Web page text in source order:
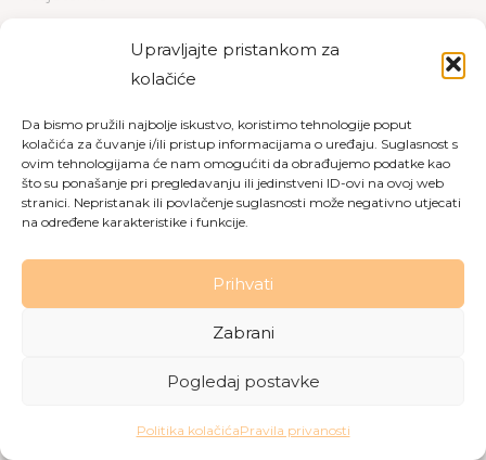
Upravljajte pristankom za
kolačiće
Da bismo pružili najbolje iskustvo, koristimo tehnologije poput
kolačića za čuvanje i/ili pristup informacijama o uređaju. Suglasnost s
ovim tehnologijama će nam omogućiti da obrađujemo podatke kao
što su ponašanje pri pregledavanju ili jedinstveni ID-ovi na ovoj web
stranici. Nepristanak ili povlačenje suglasnosti može negativno utjecati
na određene karakteristike i funkcije.
Prihvati
Zabrani
Pogledaj postavke
Politika kolačićaPravila privanosti
PREUZMI
Copyright © 2026 Dom za starije osobe Labin | Pravila
privatnosti |Politika kolačića